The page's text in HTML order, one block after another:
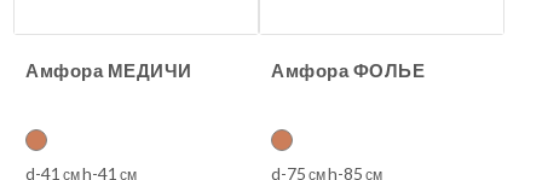
Амфора МЕДИЧИ
d-41 смh-41 см
Амфора ФОЛЬЕ
d-75 смh-85 см